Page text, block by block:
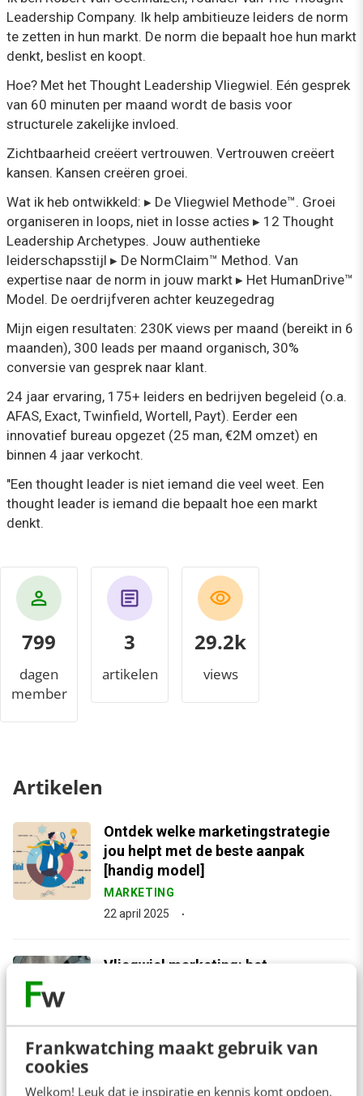
Frankwatching maakt gebruik van
cookies
Welkom! Leuk dat je inspiratie en kennis komt opdoen.
Leadership Company. Ik help ambitieuze leiders de norm
te zetten in hun markt. De norm die bepaalt hoe hun markt
denkt, beslist en koopt.
Hoe? Met het Thought Leadership Vliegwiel. Eén gesprek
van 60 minuten per maand wordt de basis voor
structurele zakelijke invloed.
Zichtbaarheid creëert vertrouwen. Vertrouwen creëert
kansen. Kansen creëren groei.
Wat ik heb ontwikkeld: ▸ De Vliegwiel Methode™. Groei
organiseren in loops, niet in losse acties ▸ 12 Thought
Leadership Archetypes. Jouw authentieke
leiderschapsstijl ▸ De NormClaim™ Method. Van
expertise naar de norm in jouw markt ▸ Het HumanDrive™
Model. De oerdrijfveren achter keuzegedrag
Mijn eigen resultaten: 230K views per maand (bereikt in 6
maanden), 300 leads per maand organisch, 30%
conversie van gesprek naar klant.
24 jaar ervaring, 175+ leiders en bedrijven begeleid (o.a.
AFAS, Exact, Twinfield, Wortell, Payt). Eerder een
innovatief bureau opgezet (25 man, €2M omzet) en
binnen 4 jaar verkocht.
"Een thought leader is niet iemand die veel weet. Een
thought leader is iemand die bepaalt hoe een markt
denkt.
799
dagen
member
3
artikelen
32.0k
views
Artikelen
Ontdek welke marketingstrategie
jou helpt met de beste aanpak
[handig model]
MARKETING
22 april 2025
Vliegwiel marketing: het
wereld
MARKETING